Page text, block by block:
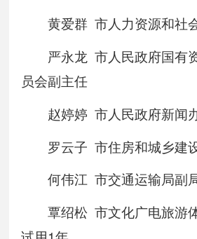
黄爱群 市人力资源和社
严永龙 市人民政府国有
员会副主任
赵婷婷 市人民政府新闻
罗云子 市住房和城乡建
何伟江 市交通运输局副
覃绍松 市文化广电旅游体